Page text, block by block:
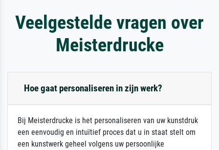
Veelgestelde vragen over
Meisterdrucke
Hoe gaat personaliseren in zijn werk?
Bij Meisterdrucke is het personaliseren van uw kunstdruk
een eenvoudig en intuïtief proces dat u in staat stelt om
een kunstwerk geheel volgens uw persoonlijke